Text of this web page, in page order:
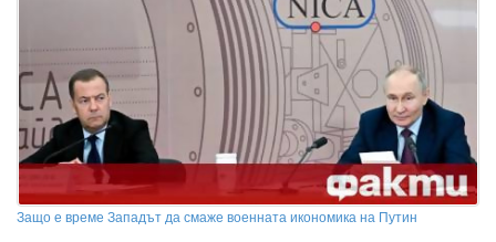
Защо е време Западът да смаже военната икономика на Путин